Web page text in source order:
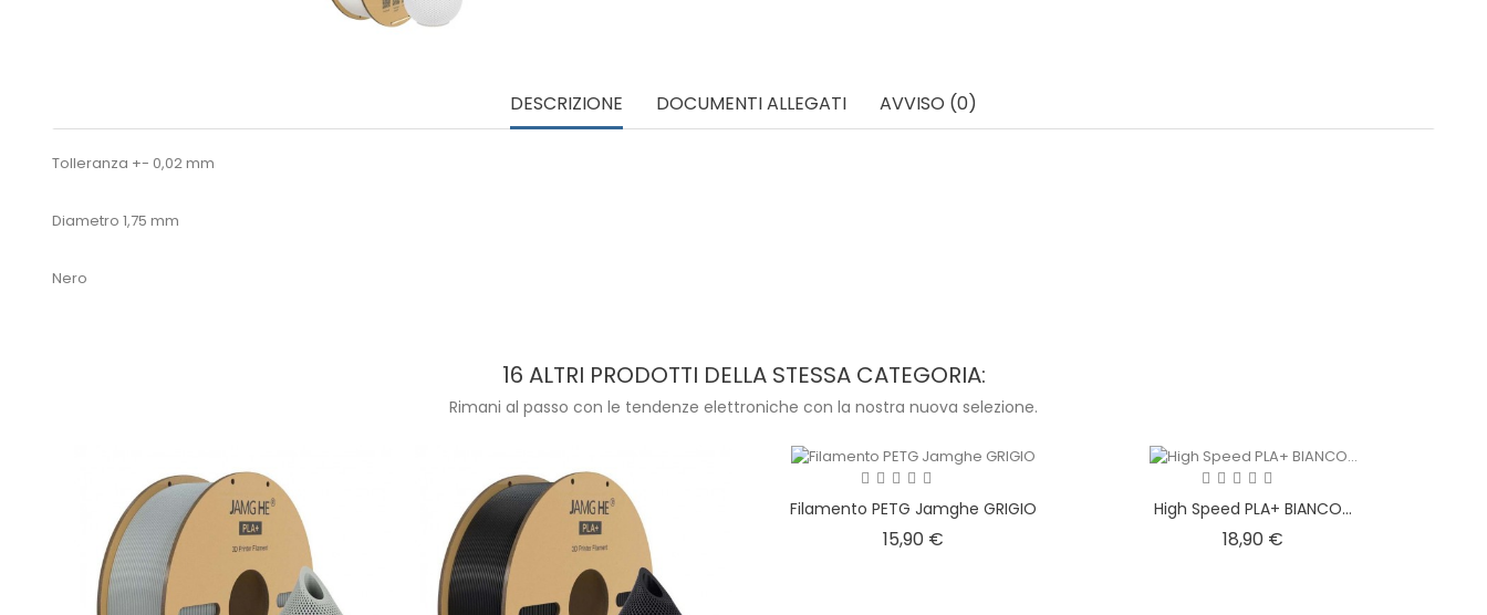
DESCRIZIONE DOCUMENTI ALLEGATI AVVISO (0)
Tolleranza +- 0,02 mm
Diametro 1,75 mm
Nero
16 ALTRI PRODOTTI DELLA STESSA CATEGORIA:
Rimani al passo con le tendenze elettroniche con la nostra nuova selezione.
Filamento PETG Jamghe GRIGIO
15,90 €Prezzo
High Speed PLA+ BIANCO...
18,90 €